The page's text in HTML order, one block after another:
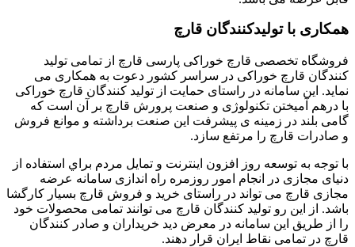
همکاری با تولیدکنندگان قارچ
فروشگاه تخصصی قارچ خوراکی پارسی قارچ از تمامی تولید
کنندگان قارچ خوراکی در سراسر کشور دعوت به همکاری می
نماید. این سامانه در راستای حمایت از تولید کنندگان قارچ خوراکی
با درهم آمیختن تکنولوژی و صنعت پرورش قارچ بر آن است که
گامی بلند در زمینه ی پیشرفت این صنعت برداشته و موانع فروش
و صادرات قارچ را مرتفع سازد.
با توجه به توسعه روز افزون اينترنت و تمايل مردم براي استفاده از
دنیای مجازی در انجام امور روزمره راه اندازی سامانه عرضه
مجازی قارچ می تواند در راستای خرید و فروش قارچ بسیار کارگشا
باشد. از این رو تولید کنندگان قارچ می توانند تمامی محصولات خود
را از طریق این سامانه در معرض دید خریداران و صادر کنندگان
قارچ در تمامی نقاط ایران قرار دهند.